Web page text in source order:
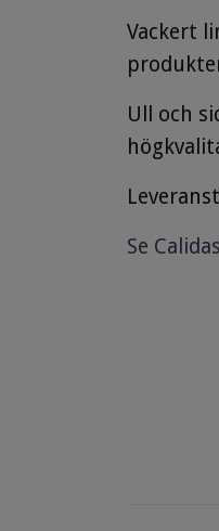
Vackert
Ull och
Se